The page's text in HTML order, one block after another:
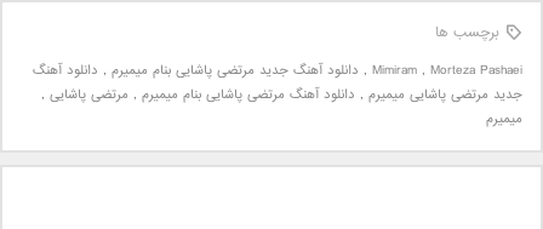
برچسب ها
Mimiram , Morteza Pashaei
, دانلود آهنگ جدید مرتضی پاشایی بنام میمیرم , دانلود آهنگ
جدید مرتضی پاشایی میمیرم , دانلود آهنگ مرتضی پاشایی بنام میمیرم , مرتضی پاشایی ,
میمیرم